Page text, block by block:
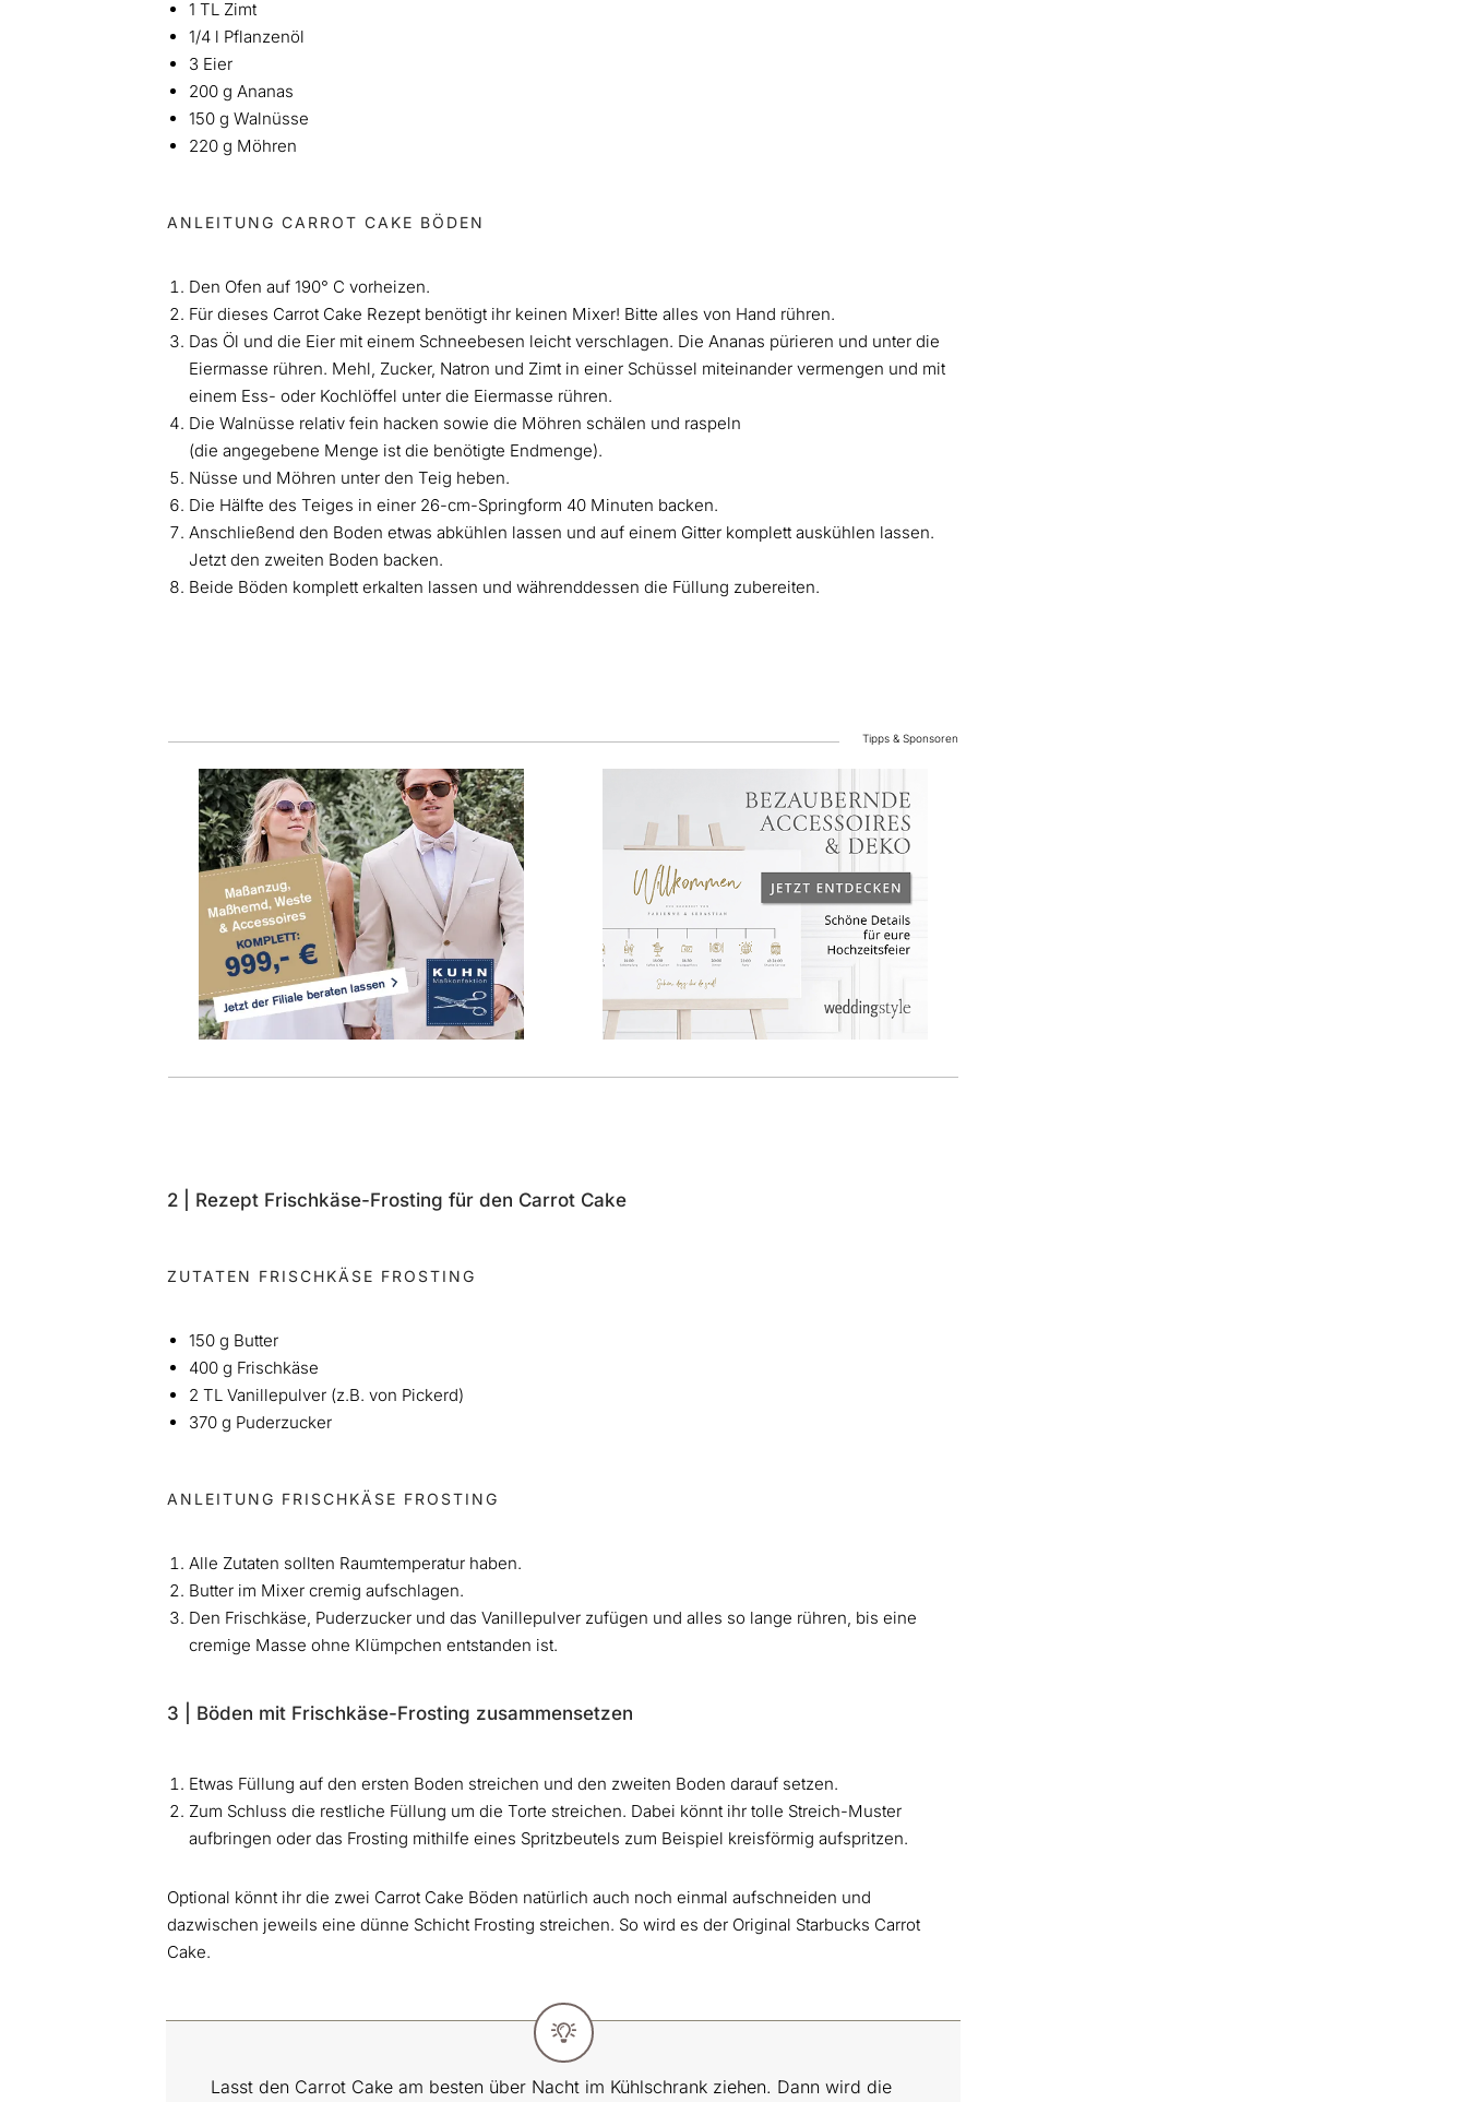
1 TL Zimt
1/4 l Pflanzenöl
3 Eier
200 g Ananas
150 g Walnüsse
220 g Möhren
ANLEITUNG CARROT CAKE BÖDEN
Den Ofen auf 190° C vorheizen.
Für dieses Carrot Cake Rezept benötigt ihr keinen Mixer! Bitte alles von Hand rühren.
Das Öl und die Eier mit einem Schneebesen leicht verschlagen. Die Ananas pürieren und unter die
Eiermasse rühren. Mehl, Zucker, Natron und Zimt in einer Schüssel miteinander vermengen und mit
einem Ess- oder Kochlöffel unter die Eiermasse rühren.
Die Walnüsse relativ fein hacken sowie die Möhren schälen und raspeln
(die angegebene Menge ist die benötigte Endmenge).
Nüsse und Möhren unter den Teig heben.
Die Hälfte des Teiges in einer 26-cm-Springform 40 Minuten backen.
Anschließend den Boden etwas abkühlen lassen und auf einem Gitter komplett auskühlen lassen.
Jetzt den zweiten Boden backen.
Beide Böden komplett erkalten lassen und währenddessen die Füllung zubereiten.
Tipps & Sponsoren
2 | Rezept Frischkäse-Frosting für den Carrot Cake
ZUTATEN FRISCHKÄSE FROSTING
150 g Butter
400 g Frischkäse
2 TL Vanillepulver (z.B. von Pickerd)
370 g Puderzucker
ANLEITUNG FRISCHKÄSE FROSTING
Alle Zutaten sollten Raumtemperatur haben.
Butter im Mixer cremig aufschlagen.
Den Frischkäse, Puderzucker und das Vanillepulver zufügen und alles so lange rühren, bis eine
cremige Masse ohne Klümpchen entstanden ist.
3 | Böden mit Frischkäse-Frosting zusammensetzen
Etwas Füllung auf den ersten Boden streichen und den zweiten Boden darauf setzen.
Zum Schluss die restliche Füllung um die Torte streichen. Dabei könnt ihr tolle Streich-Muster
aufbringen oder das Frosting mithilfe eines Spritzbeutels zum Beispiel kreisförmig aufspritzen.
Optional könnt ihr die zwei Carrot Cake Böden natürlich auch noch einmal aufschneiden und
dazwischen jeweils eine dünne Schicht Frosting streichen. So wird es der Original Starbucks Carrot
Cake.
Lasst den Carrot Cake am besten über Nacht im Kühlschrank ziehen. Dann wird die